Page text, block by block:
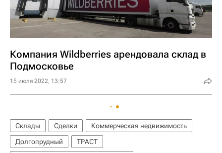
Компания Wildberries арендовала склад в
Подмосковье
15 июля 2022, 13:57
Склады Сделки
Коммерческая недвижимость
Долгопрудный
ТРАСТ